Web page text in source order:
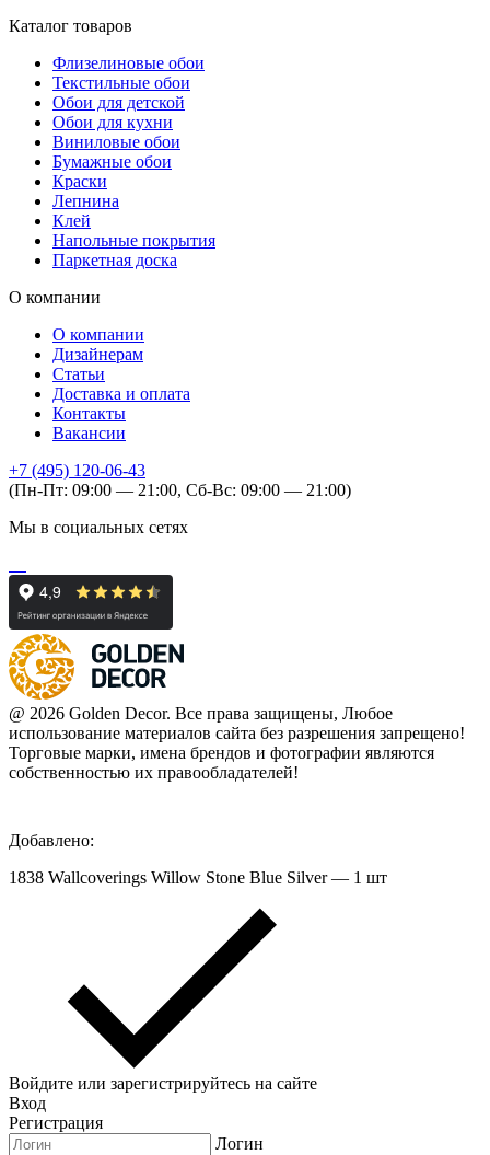
Каталог товаров
Флизелиновые обои
Текстильные обои
Обои для детской
Обои для кухни
Виниловые обои
Бумажные обои
Краски
Лепнина
Клей
Напольные покрытия
Паркетная доска
О компании
О компании
Дизайнерам
Статьи
Доставка и оплата
Контакты
Вакансии
+7 (495) 120-06-43
(Пн-Пт: 09:00 — 21:00, Сб-Вс: 09:00 — 21:00)
Мы в социальных сетях
@ 2026 Golden Decor. Все права защищены, Любое
использование материалов сайта без разрешения запрещено!
Торговые марки, имена брендов и фотографии являются
собственностью их правообладателей!
Добавлено:
1838 Wallcoverings Willow Stone Blue Silver — 1 шт
Войдите или зарегистрируйтесь на сайте
Вход
Регистрация
Логин